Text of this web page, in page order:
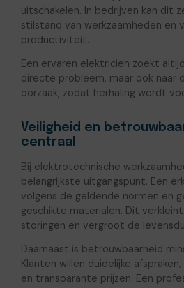
uitschakelen. In bedrijven kan dit
stilstand van werkzaamheden en
productiviteit.
Een ervaren elektricien zoekt
directe probleem, maar ook naar
oorzaak, zodat herhaling wordt
Veiligheid en
centraal
Bij elektrotechnische
belangrijkste uitgangspunt. Een
volgens de geldende normen en
geschikte materialen. Dit
storingen en vergroot de
Daarnaast is betrouwbaarheid
Klanten willen duidelijke
en transparante prijzen. Een